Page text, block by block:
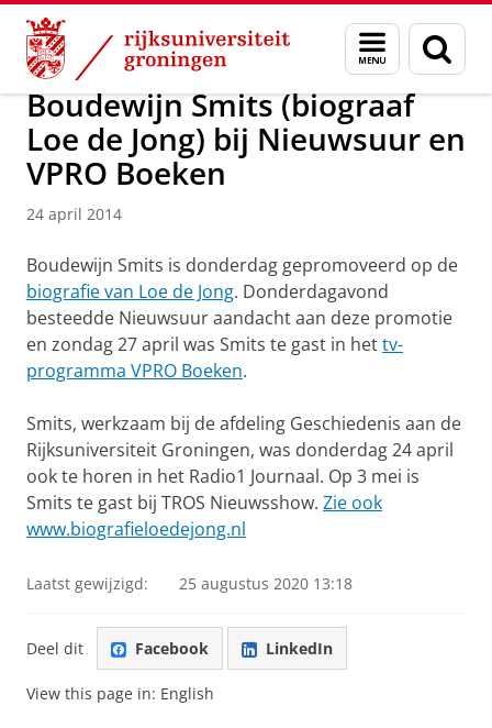
Skip
Content
Skip
Navigation
Menu
en
zoeken
Over ons Actueel Nieuws Nieuwsberichten
Boudewijn Smits (biograaf
Loe de Jong) bij Nieuwsuur en
VPRO Boeken
24 april 2014
Boudewijn Smits is donderdag gepromoveerd op de
biografie van Loe de Jong. Donderdagavond
besteedde Nieuwsuur aandacht aan deze promotie
en zondag 27 april was Smits te gast in hettv-
programma VPRO Boeken.
Smits, werkzaam bij de afdeling Geschiedenis aan de
Rijksuniversiteit Groningen, was donderdag 24 april
ook te horen in het Radio1 Journaal. Op 3 mei is
Smits te gast bij TROS Nieuwsshow. Zie ook
www.biografieloedejong.nl
Laatst gewijzigd: 25 augustus 2020 13:18
Deel dit Facebook LinkedIn
View this page in: English